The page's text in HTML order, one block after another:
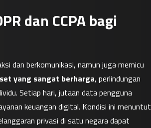
dan CCPA bagi
dan berkomunikasi, namun juga memicu
yang sangat berharga, perlindungan
Setiap hari, jutaan data pengguna
keuangan digital. Kondisi ini menuntut
privasi di satu negara dapat